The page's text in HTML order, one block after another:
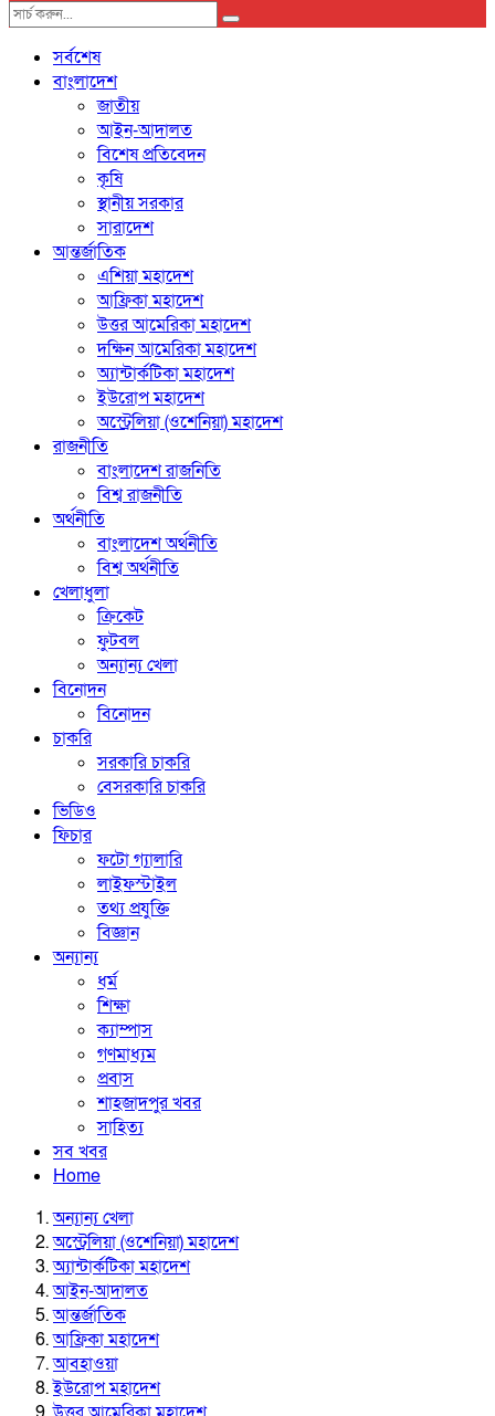
সর্বশেষ
বাংলাদেশ
জাতীয়
আইন-আদালত
বিশেষ প্রতিবেদন
কৃষি
স্থানীয় সরকার
সারাদেশ
আন্তর্জাতিক
এশিয়া মহাদেশ
আফ্রিকা মহাদেশ
উত্তর আমেরিকা মহাদেশ
দক্ষিন আমেরিকা মহাদেশ
অ্যান্টার্কটিকা মহাদেশ
ইউরোপ মহাদেশ
অস্ট্রেলিয়া (ওশেনিয়া) মহাদেশ
রাজনীতি
বাংলাদেশ রাজনিতি
বিশ্ব রাজনীতি
অর্থনীতি
বাংলাদেশ অর্থনীতি
বিশ্ব অর্থনীতি
খেলাধুলা
ক্রিকেট
ফুটবল
অন্যান্য খেলা
বিনোদন
বিনোদন
চাকরি
সরকারি চাকরি
বেসরকারি চাকরি
ভিডিও
ফিচার
ফটো গ্যালারি
লাইফস্টাইল
তথ্য প্রযুক্তি
বিজ্ঞান
অন্যান্য
ধর্ম
শিক্ষা
ক্যাম্পাস
গণমাধ্যম
প্রবাস
শাহজাদপুর খবর
সাহিত্য
সব খবর
Home
অন্যান্য খেলা
অস্ট্রেলিয়া (ওশেনিয়া) মহাদেশ
অ্যান্টার্কটিকা মহাদেশ
আইন-আদালত
আন্তর্জাতিক
আফ্রিকা মহাদেশ
আবহাওয়া
ইউরোপ মহাদেশ